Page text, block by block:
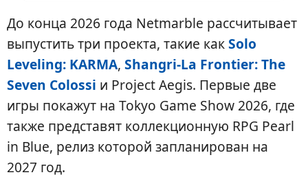
До конца 2026 года Netmarble рассчитывает
выпустить три проекта, такие какSolo
Leveling: KARMA, Shangri-La Frontier: The
Seven Colossi и Project Aegis. Первые две
игры покажут на Tokyo Game Show 2026, где
также представят коллекционную RPG Pearl
in Blue, релиз которой запланирован на
2027 год.